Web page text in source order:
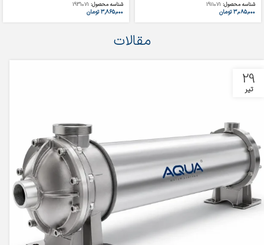
شناسه محصول: 1911071
۳,۰۸۵,۰۰۰ تومان
شناسه محصول: 1931071
۳,۸۶۵,۰۰۰ تومان
مقالات
29
تیر